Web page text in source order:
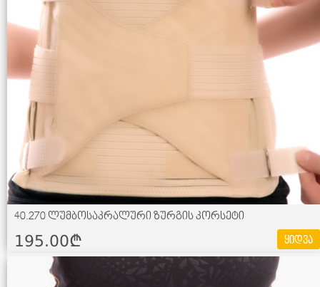
40.270 ლუმბოსაკრალური ზურგის კორსეტი
195.00¢ ყიდვა